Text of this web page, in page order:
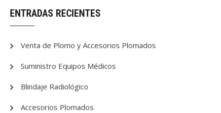
ENTRADAS RECIENTES
Venta de Plomo y Accesorios Plomados
Suministro Equipos Médicos
Blindaje Radiológico
Accesorios Plomados